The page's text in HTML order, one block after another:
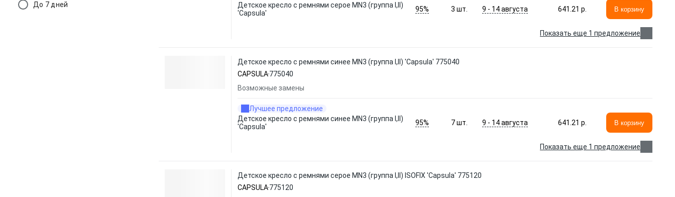
До 7 дней
Детское кресло с ремнями серое MN3 (группа I,II)
'Capsula'
95% 3шт. 9 - 14 августа 641.21 p. В корзину
Показать еще 1 предложение
Детское кресло с ремнями синее MN3 (группа I,II) 'Capsula' 775040
CAPSULA775040
Возможные замены
Лучшее предложение
Детское кресло с ремнями синее MN3 (группа I,II)
'Capsula'
95% 7шт. 9 - 14 августа 641.21 p. В корзину
Показать еще 1 предложение
Детское кресло с ремнями серое MN3 (группа I,II) ISOFIX 'Capsula' 775120
CAPSULA775120